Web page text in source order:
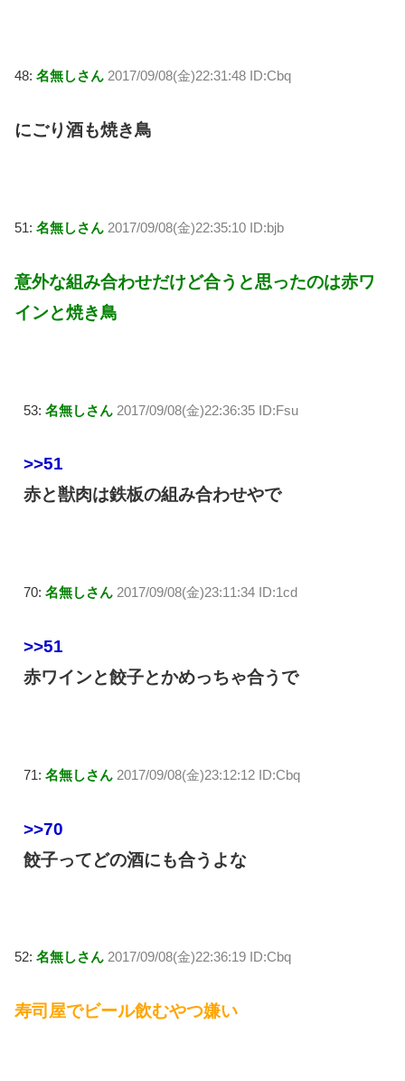
48: 名無しさん 2017/09/08(金)22:31:48 ID:Cbq
にごり酒も焼き鳥
51: 名無しさん 2017/09/08(金)22:35:10 ID:bjb
意外な組み合わせだけど合うと思ったのは赤ワ
インと焼き鳥
53: 名無しさん 2017/09/08(金)22:36:35 ID:Fsu
>>51
赤と獣肉は鉄板の組み合わせやで
70: 名無しさん 2017/09/08(金)23:11:34 ID:1cd
>>51
赤ワインと餃子とかめっちゃ合うで
71: 名無しさん 2017/09/08(金)23:12:12 ID:Cbq
>>70
餃子ってどの酒にも合うよな
52: 名無しさん 2017/09/08(金)22:36:19 ID:Cbq
寿司屋でビール飲むやつ嫌い